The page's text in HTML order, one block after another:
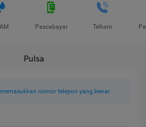
Pascabayar Telkom
Pulsa
nomor telepon yang benar.